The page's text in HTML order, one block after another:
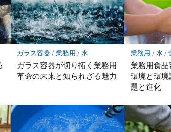
ガラス容器/業務用 /水
ガラス容器が切り拓く業務用
革命の未来と知られざる魅力
業務用 /水/
業務用食
環境と環
題と進化